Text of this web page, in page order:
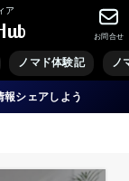
ア
ノマド体験記 ノ
お問合せ
報シェアしよう